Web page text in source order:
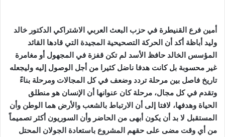
أمين فرع القنيطرة في حزب البعث العربي الاشتراكي الدكتور خالد
وليد أباظة أكد أن الحركة التصحيحية المجيدة التي قادها القائد
المؤسس الخالد حافظ الأسد لم تكن قفزة في المجهول أو مغامرة
غير محسوبة بل كانت هدفا ناضل كثيرا من أجل الوصول إليه وليجعله
تاريخ فاصل بين مرحلة تردد وضعف في كل المجالات ومرحلة بناءً
وتقدم في كل مجال، مرحلة كان عنوانها أن الإنسان هو منطلق
الحياة وهدفها، لافتا إلى أن الارتباط بالشعب والأرض هما الوطن وأن
المستقبل لا بد أن يكون أبهى من الحاضر وأن السوريون أكثر تصميماً
من أي وقت مضى على حقهم المشروع باستعادة الجولان المحتل